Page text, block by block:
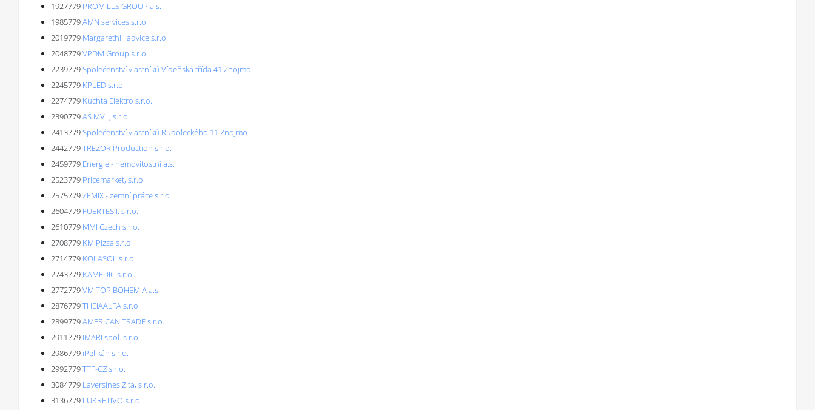
1927779 PROMILLS GROUP a.s.
1985779AMN services s.r.o.
2019779 Margarethill advice s.r.o.
2048779VPDM Group s.r.o.
2239779Společenství vlastníků Vídeňská třída 41 Znojmo
2245779 KPLED s.r.o.
2274779 Kuchta Elektro s.r.o.
2390779AŠ MVL, s.r.o.
2413779Společenství vlastníků Rudoleckého 11 Znojmo
2442779TREZOR Production s.r.o.
2459779 Energie - nemovitostní a.s.
2523779 Pricemarket, s.r.o.
2575779ZEMIX - zemní práce s.r.o.
2604779 FUERTES I. s.r.o.
2610779 MMI Czech s.r.o.
2708779 KM Pizza s.r.o.
2714779 KOLASOL s.r.o.
2743779 KAMEDIC s.r.o.
2772779VM TOP BOHEMIA a.s.
2876779THEIAALFA s.r.o.
2899779AMERICAN TRADE s.r.o.
2911779 IMARI spol. s r.o.
2986779 iPelikán s.r.o.
2992779TTF-CZ s.r.o.
3084779 Laversines Zita, s.r.o.
3136779 LUKRETIVO s.r.o.